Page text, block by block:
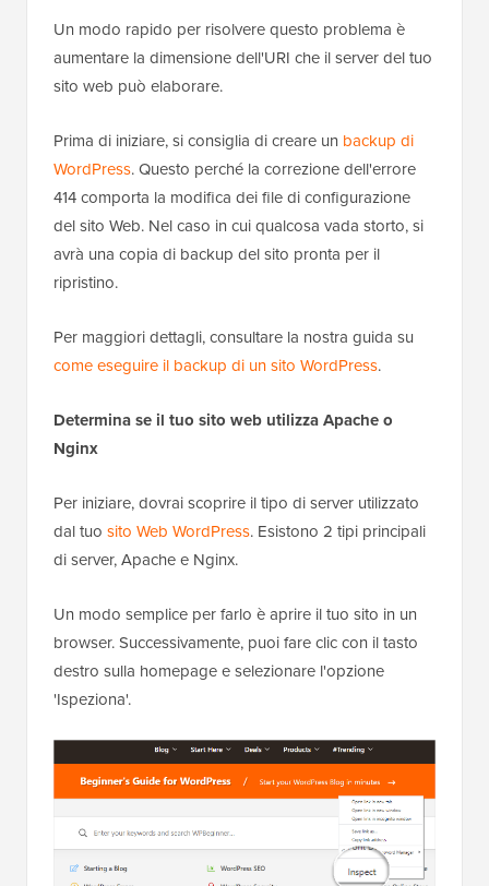
Un modo rapido per risolvere questo problema è
aumentare la dimensione dell'URI che il server del tuo
sito web può elaborare.
Prima di iniziare, si consiglia di creare un backup di
WordPress. Questo perché la correzione dell'errore
414 comporta la modifica dei file di configurazione
del sito Web. Nel caso in cui qualcosa vada storto, si
avrà una copia di backup del sito pronta per il
ripristino.
Per maggiori dettagli, consultare la nostra guida su
come eseguire il backup di un sito WordPress.
Determina se il tuo sito web utilizza Apache o
Nginx
Per iniziare, dovrai scoprire il tipo di server utilizzato
dal tuo sito Web WordPress. Esistono 2 tipi principali
di server, Apache e Nginx.
Un modo semplice per farlo è aprire il tuo sito in un
browser. Successivamente, puoi fare clic con il tasto
destro sulla homepage e selezionare l'opzione
'Ispeziona'.